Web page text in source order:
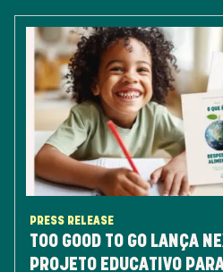
PRESS RELEASE
TOO GOOD TO GO LANÇA
PROJETO EDUCATIVO